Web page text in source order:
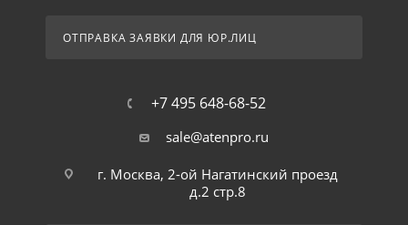
ОТПРАВКА ЗАЯВКИ ДЛЯ ЮР.ЛИЦ
+7 495 648-68-52
sale@atenpro.ru
г. Москва, 2-ой Нагатинский проезд
д.2 стр.8